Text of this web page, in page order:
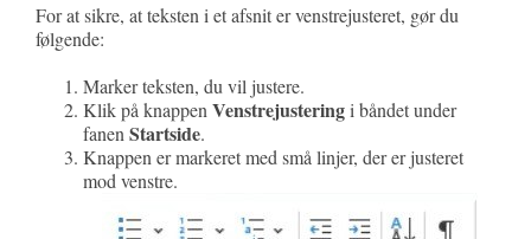
For at sikre, at teksten i et afsnit er venstrejusteret, gør du
følgende:
Marker teksten, du vil justere.
Klik på knappenVenstrejusteringi båndet under
fanenStartside.
Knappen er markeret med små linjer, der er justeret
mod venstre.